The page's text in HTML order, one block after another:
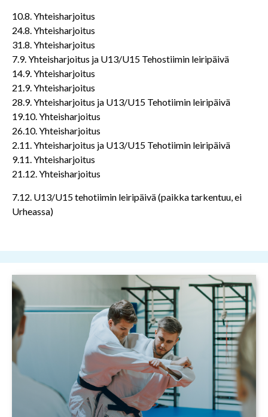
10.8. Yhteisharjoitus
24.8. Yhteisharjoitus
31.8. Yhteisharjoitus
7.9. Yhteisharjoitus ja U13/U15 Tehostiimin leiripäivä
14.9. Yhteisharjoitus
21.9. Yhteisharjoitus
28.9. Yhteisharjoitus ja U13/U15 Tehotiimin leiripäivä
19.10. Yhteisharjoitus
26.10. Yhteisharjoitus
2.11. Yhteisharjoitus ja U13/U15 Tehotiimin leiripäivä
9.11. Yhteisharjoitus
21.12. Yhteisharjoitus
7.12. U13/U15 tehotiimin leiripäivä (paikka tarkentuu, ei
Urheassa)